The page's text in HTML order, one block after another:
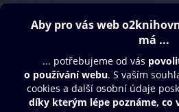
Obsah ke stažení
Moje O2 Knihovna